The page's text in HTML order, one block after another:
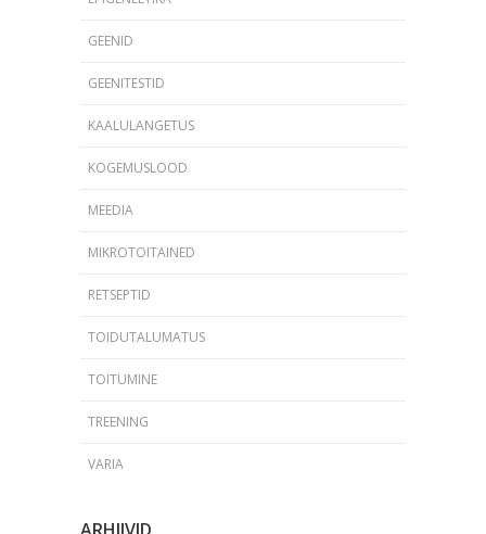
GEENID
GEENITESTID
KAALULANGETUS
KOGEMUSLOOD
MEEDIA
MIKROTOITAINED
RETSEPTID
TOIDUTALUMATUS
TOITUMINE
TREENING
VARIA